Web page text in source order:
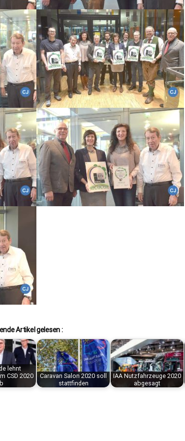
Artikel gelesen :
lehnt
CSD 2020
Caravan Salon 2020 soll
stattfinden
IAA Nutzfahrzeuge 2020
abgesagt